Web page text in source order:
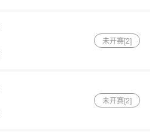
未开赛[2]
未开赛[2]